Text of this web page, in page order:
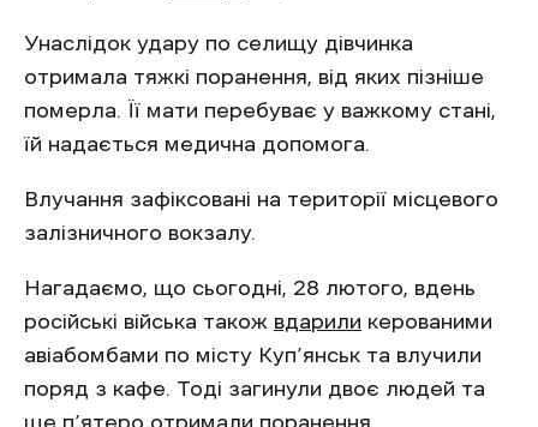
Унаслідок удару по селищу дівчинка
отримала тяжкі поранення, від яких пізніше
померла. Її мати перебуває у важкому стані,
їй надається медична допомога.
Влучання зафіксовані на території місцевого
залізничного вокзалу.
Нагадаємо, що сьогодні, 28 лютого, вдень
російські війська також вдарили керованими
авіабомбами по місту Куп’янськ та влучили
поряд з кафе. Тоді загинули двоє людей та
ще п’ятеро отримали поранення.